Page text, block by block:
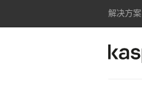
解决方案